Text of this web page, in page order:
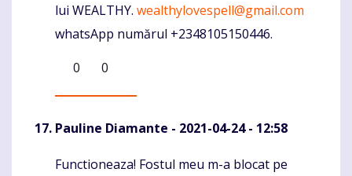
lui WEALTHY. wealthylovespell@gmail.com
whatsApp numărul +2348105150446.
0
0
Pauline Diamante - 2021-04-24 - 12:58
Komentaras
Functioneaza! Fostul meu m-a blocat pe